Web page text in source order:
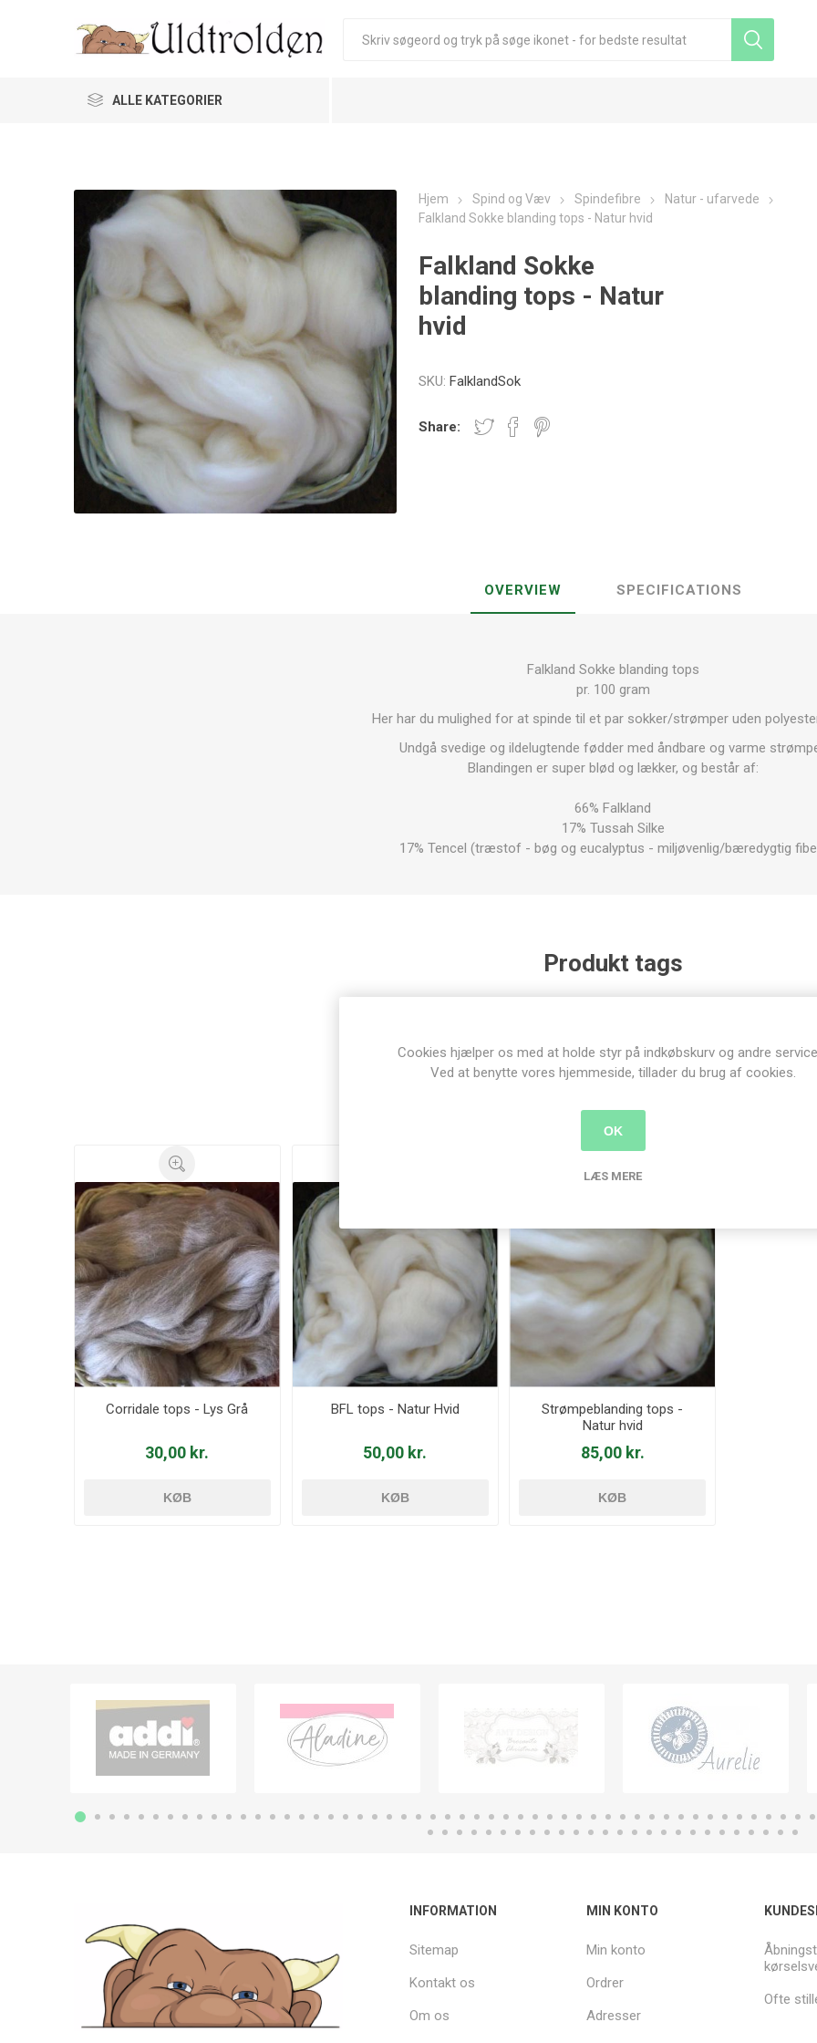
ALLE KATEGORIER
Hjem Spind og Væv Spindefibre
Natur - ufarvede
Falkland Sokke blanding tops - Natur hvid
Falkland Sokke
blanding tops - Natur
hvid
SKU: FalklandSok
Share:
OVERVIEW SPECIFICATIONS
Falkland Sokke blanding tops
pr. 100 gram
Her har du mulighed for at spinde til et par sokker/strømper uden
Undgå svedige og ildelugtende fødder med åndbare og varme
Blandingen er super blød og lækker, og består af:
66% Falkland
17% Tussah Silke
17% Tencel (træstof - bøg og eucalyptus - miljøvenlig/bæredygtig
Produkt tags
Kunder der har købt denne vare købte
Corridale tops - Lys Grå
30,00 kr.
KØB
BFL tops - Natur Hvid
50,00 kr.
KØB
Strømpeblanding tops -
Natur hvid
85,00 kr.
KØB
INFORMATION
Sitemap
Kontakt os
Om os
MIN KONTO
Min konto
Ordrer
Adresser
Ofte
Cookies hjælper os med at holde styr på indkøbskurv og andre
Ved at benytte vores hjemmeside, tillader du brug af cookies.
OK
LÆS MERE